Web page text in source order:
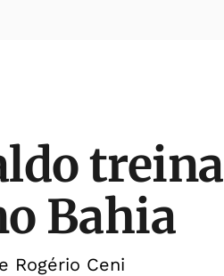
treina
Bahia
Rogério Ceni